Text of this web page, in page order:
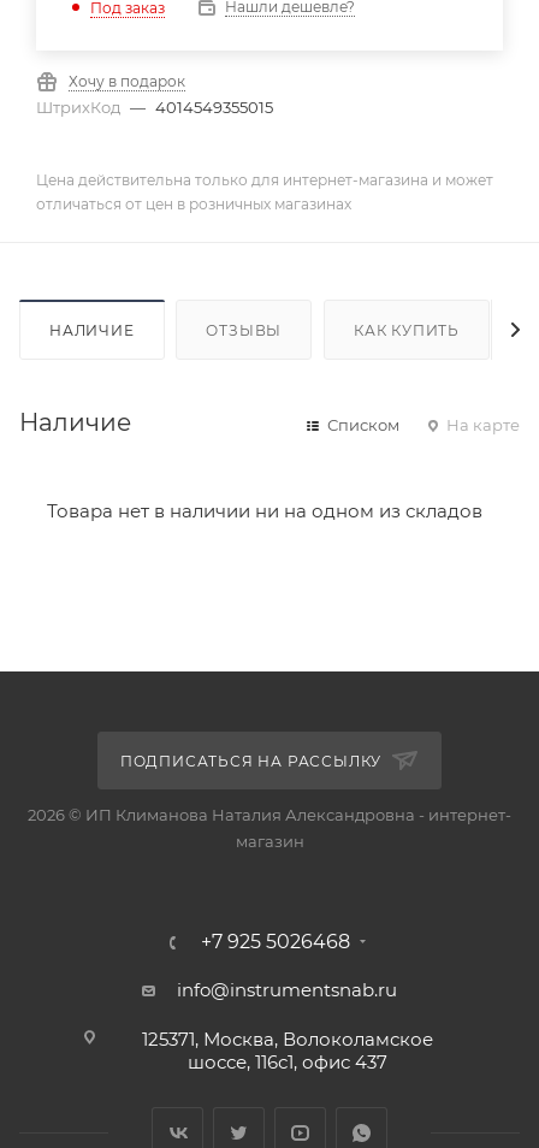
Под заказ Нашли дешевле?
Хочу в подарок
ШтрихКод — 4014549355015
Цена действительна только для интернет-магазина и может
отличаться от цен в розничных магазинах
НАЛИЧИЕ ОТЗЫВЫ КАК КУПИТЬ
Наличие Списком На карте
Товара нет в наличии ни на одном из складов
ПОДПИСАТЬСЯ НА РАССЫЛКУ
2026 © ИП Климанова Наталия Александровна - интернет-
магазин
+7 925 5026468
info@instrumentsnab.ru
125371, Москва, Волоколамское
шоссе, 116с1, офис 437